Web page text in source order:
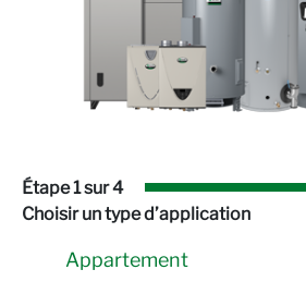
Étape 1 sur 4
Choisir un type d’application
Appartement